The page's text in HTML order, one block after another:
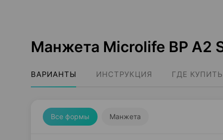
Манжета Microlife BP A2
ВАРИАНТЫ ИНСТРУКЦИЯ ГДЕ КУПИТЬ
Все формы Манжета